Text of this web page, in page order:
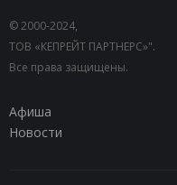
© 2000-2024,
ТОВ «КЕПРЕЙТ ПАРТНЕРС»".
Все права защищены.
Афиша
Новости